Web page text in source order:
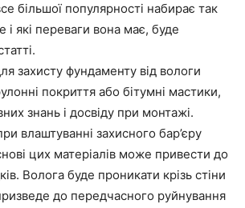
більшої популярності набирає так
які переваги вона має, буде
захисту фундаменту від вологи
покриття або бітумні мастики,
знань і досвіду при монтажі.
влаштуванні захисного бар’єру
цих матеріалів може привести до
Волога буде проникати крізь стіни
до передчасного руйнування